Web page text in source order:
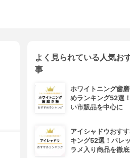
よく見られている人気お
事
ホワイトニング歯
めランキング52選
い市販品を中心に
アイシャドウおす
キング52選！パレ
ラメ入り商品を徹底